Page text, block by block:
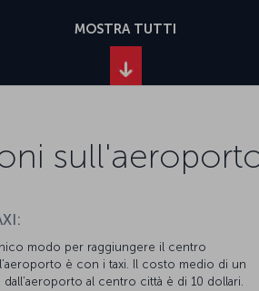
MOSTRA TUTTI
modo per raggiungere il centro
è con i taxi. Il costo medio di un
dall’aeroporto al centro città è di 10 dollari.